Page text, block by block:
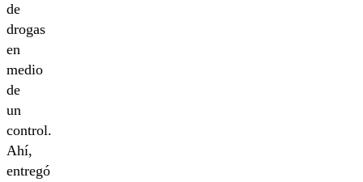
de
drogas
en
medio
de
un
control.
Ahí,
entregó